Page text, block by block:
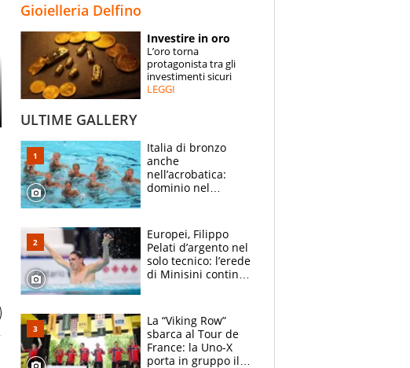
SPECIALI
ESPERTI
Gioielleria Delfino
Investire in oro
L’oro torna
protagonista tra gli
investimenti sicuri
LEGGI
ULTIME GALLERY
Italia di bronzo
anche
nell’acrobatica:
dominio nel
e compagni
continuare
Europei, Filippo
Pelati d’argento nel
solo tecnico: l’erede
di Minisini continua
mirino
La “Viking Row”
sbarca al Tour de
France: la Uno-X
porta in gruppo il